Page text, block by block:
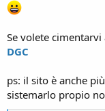
Se volete cimentarvi
DGC
ps: il sito è anche
sistemarlo propio